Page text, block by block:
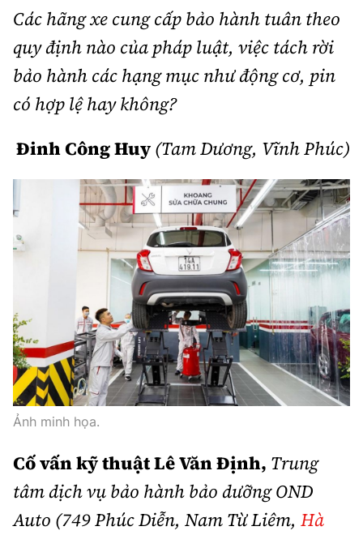
Lái xe an toàn
Bồi thường bảo hiểm
Xe xanh
Video
Review xe
Giới thiệu xe
Tư vấn
Ô tô
Xe máy
Cơ quan chủ quản: Bộ Xây dựng
Tổng biên tập:Nguyễn Thị Hồng Nga
Trưởng ban Ô tô - Xe máy:Nguyễn Tiến Mạnh
Giấy phép số: 03/GP-BC, cấp ngày 22/4/2025
Chuyên trang của Báo Xây dựng
Tòa soạn: Số 2 Nguyễn Công Hoan, phường Giảng Võ,
Hotline: 0967 376 459;
Liên hệ quảng cáo phát hành: 0915.057.282
bandoc@baoxaydung.vn
Các hãng xe cung cấp bảo hành tuân theo
quy định nào của pháp luật, việc tách rời
bảo hành các hạng mục như động cơ, pin
có hợp lệ hay không?
Đinh Công Huy (Tam Dương, Vĩnh Phúc)
Ảnh minh họa.
Cố vấn kỹ thuật Lê Văn Định, Trung
tâm dịch vụ bảo hành bảo dưỡng OND
Auto (749 Phúc Diễn, Nam Từ Liêm, Hà